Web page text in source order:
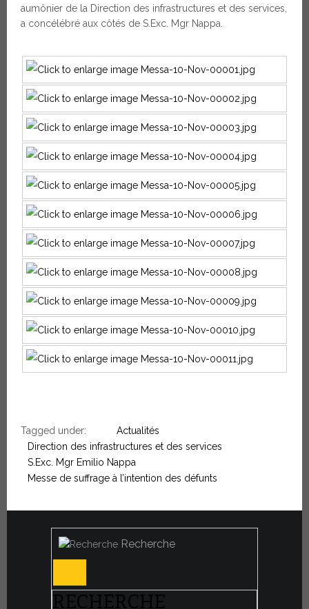
aumônier de la Direction des infrastructures et des services,
a concélébré aux côtés de S.Exc. Mgr Nappa.
Tagged under:
Actualités
Direction des infrastructures et des services
S.Exc. Mgr Emilio Nappa
Messe de suffrage à l’intention des défunts
Recherche
RECHERCHE